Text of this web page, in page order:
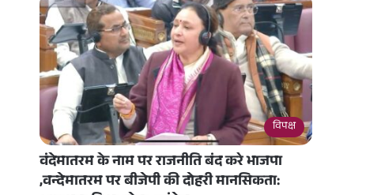
विपक्ष
वंदेमातरम के नाम पर राजनीति बंद करे भाजपा
,वन्देमातरम पर बीजेपी की दोहरी मानसिकता: